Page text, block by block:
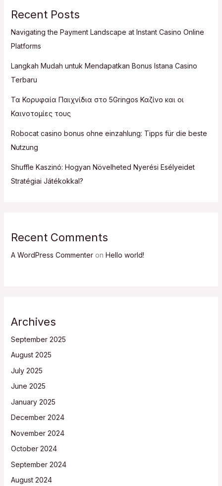
Recent Posts
Navigating the Payment Landscape at Instant Casino Online
Platforms
Langkah Mudah untuk Mendapatkan Bonus Istana Casino
Terbaru
Τα Κορυφαία Παιχνίδια στο 5Gringos Καζίνο και οι
Καινοτομίες τους
Robocat casino bonus ohne einzahlung: Tipps für die beste
Nutzung
Shuffle Kaszinó: Hogyan Növelheted Nyerési Esélyeidet
Stratégiai Játékokkal?
Recent Comments
A WordPress Commenteron Hello world!
Archives
September 2025
August 2025
July 2025
June 2025
January 2025
December 2024
November 2024
October 2024
September 2024
August 2024